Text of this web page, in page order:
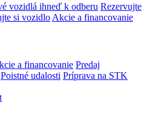
vozidlá ihneď k odberu Rezervujte
si vozidlo Akcie a financovanie
a financovanie Predaj
Poistné udalosti Príprava na STK